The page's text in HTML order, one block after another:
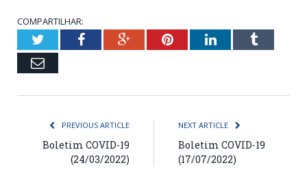
COMPARTILHAR:
TwitterFacebookGoogle+PinterestLinkedInTumblr
Email
PREVIOUS ARTICLE
Boletim COVID-19
(24/03/2022)
NEXT ARTICLE
Boletim COVID-19
(17/07/2022)